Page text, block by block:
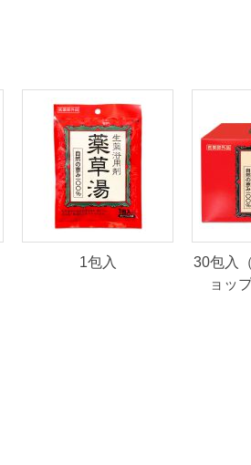
1包入
30包入
ョッ